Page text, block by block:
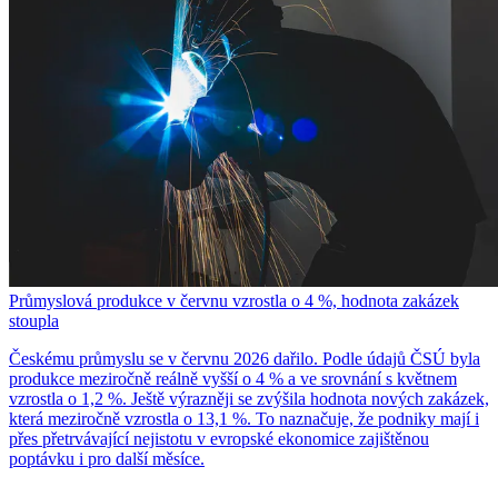
Průmyslová produkce v červnu vzrostla o 4 %, hodnota zakázek
stoupla
Českému průmyslu se v červnu 2026 dařilo. Podle údajů ČSÚ byla
produkce meziročně reálně vyšší o 4 % a ve srovnání s květnem
vzrostla o 1,2 %. Ještě výrazněji se zvýšila hodnota nových zakázek,
která meziročně vzrostla o 13,1 %. To naznačuje, že podniky mají i
přes přetrvávající nejistotu v evropské ekonomice zajištěnou
poptávku i pro další měsíce.